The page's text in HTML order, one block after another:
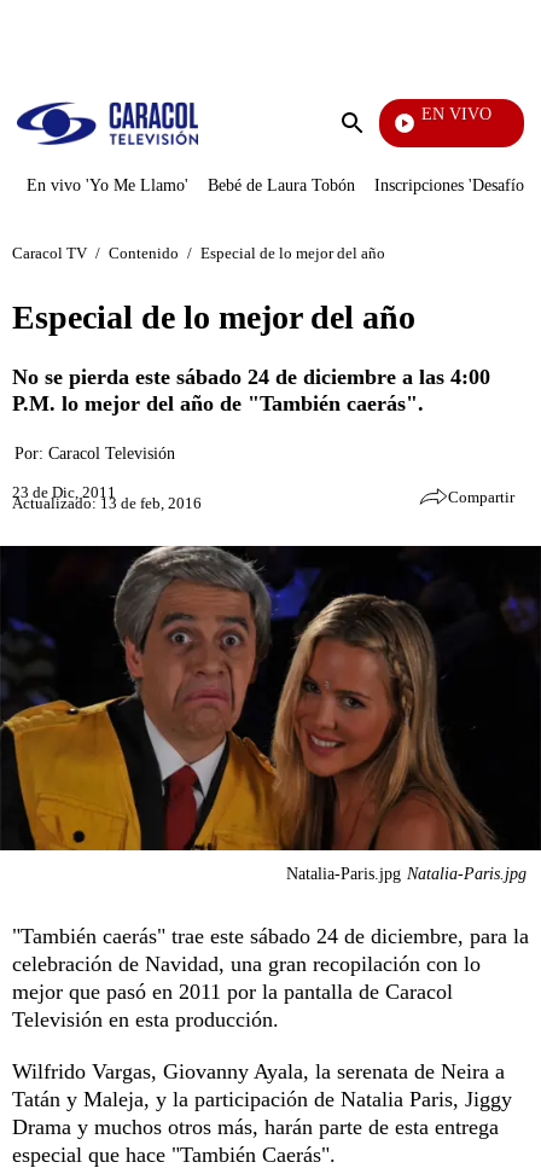
Enviar
EN VIVO
Yo Me Llamo
En vivo 'Yo Me Llamo' Bebé de Laura Tobón Inscripciones 'Desafío'
Caracol TV / Contenido / Especial de lo mejor del año
Especial de lo mejor del año
No se pierda este sábado 24 de diciembre a las 4:00
P.M. lo mejor del año de "También caerás".
Por: Caracol Televisión
23 de Dic, 2011
Actualizado: 13 de feb, 2016 Compartir
Natalia-Paris.jpg Natalia-Paris.jpg
"También caerás" trae este sábado 24 de diciembre, para la
celebración de Navidad, una gran recopilación con lo
mejor que pasó en 2011 por la pantalla de Caracol
Televisión en esta producción.
Wilfrido Vargas, Giovanny Ayala, la serenata de Neira a
Tatán y Maleja, y la participación de Natalia Paris, Jiggy
Drama y muchos otros más, harán parte de esta entrega
especial que hace "También Caerás".